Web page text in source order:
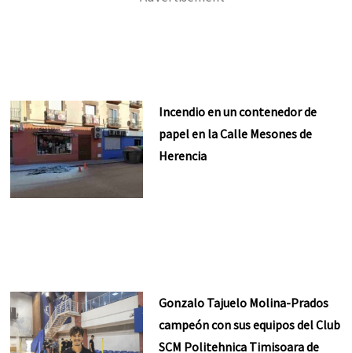
Incendio en un contenedor de
papel en la Calle Mesones de
Herencia
Gonzalo Tajuelo Molina-Prados
campeón con sus equipos del Club
SCM Politehnica Timisoara de